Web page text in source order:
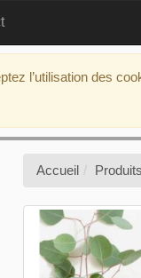
l’utilisation des
Accueil Produits